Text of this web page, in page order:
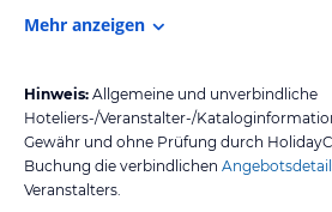
Mehr anzeigen
Hinweis: Allgemeine und unverbindliche
Hoteliers-/Veranstalter-/
Gewähr und ohne Prüfung durch
Buchung die verbindlichen
Veranstalters.